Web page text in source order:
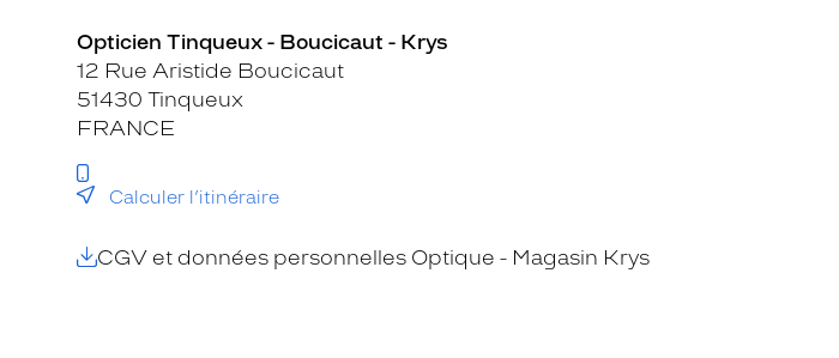
Opticien Tinqueux - Boucicaut - Krys
12 Rue Aristide Boucicaut
51430 Tinqueux
FRANCE
Calculer l’itinéraire
CGV et données personnelles Optique - Magasin Krys